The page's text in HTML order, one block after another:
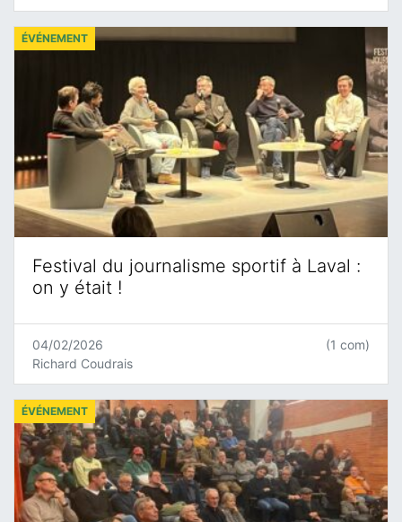
Festival du journalisme sportif à Laval :
on y était !
ÉVÉNEMENT
04/02/2026
Richard Coudrais
(1 com)
ÉVÉNEMENT